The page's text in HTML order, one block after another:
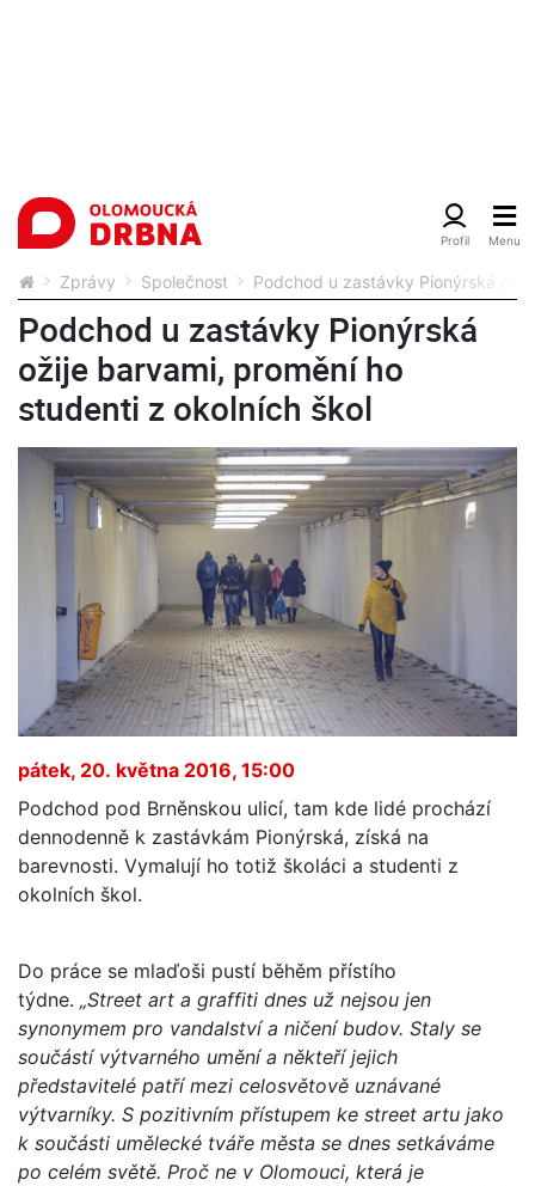
Zprávy Společnost Podchod u zastávky Pionýrská
Podchod u zastávky Pionýrská
ožije barvami, promění ho
studenti z okolních škol
pátek, 20. května 2016, 15:00
Podchod pod Brněnskou ulicí, tam kde lidé prochází
dennodenně k zastávkám Pionýrská, získá na
barevnosti. Vymalují ho totiž školáci a studenti z
okolních škol.
Do práce se mlaďoši pustí běhěm přístího
týdne. „Street art a graffiti dnes už nejsou jen
synonymem pro vandalství a ničení budov. Staly se
součástí výtvarného umění a někteří jejich
představitelé patří mezi celosvětově uznávané
výtvarníky. S pozitivním přístupem ke street artu jako
k součásti umělecké tváře města se dnes setkáváme
po celém světě. Proč ne v Olomouci, která je